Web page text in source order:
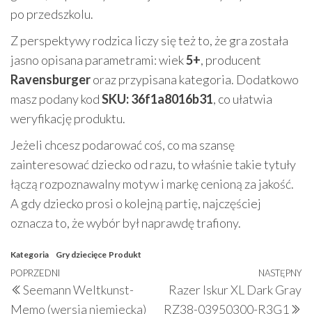
po przedszkolu.
Z perspektywy rodzica liczy się też to, że gra została
jasno opisana parametrami: wiek5+, producent
Ravensburgeroraz przypisana kategoria. Dodatkowo
masz podany kodSKU: 36f1a8016b31, co ułatwia
weryfikację produktu.
Jeżeli chcesz podarować coś, co ma szansę
zainteresować dziecko od razu, to właśnie takie tytuły
łączą rozpoznawalny motyw i markę cenioną za jakość.
A gdy dziecko prosi o kolejną partię, najczęściej
oznacza to, że wybór był naprawdę trafiony.
Kategoria Gry dziecięce Produkt
Nawigacja
wpisu
Poprzedni
wpis
POPRZEDNI
Seemann Weltkunst-
Memo (wersja niemiecka)
NASTĘPNY
Razer Iskur XL Dark Gray
RZ38-03950300-R3G1